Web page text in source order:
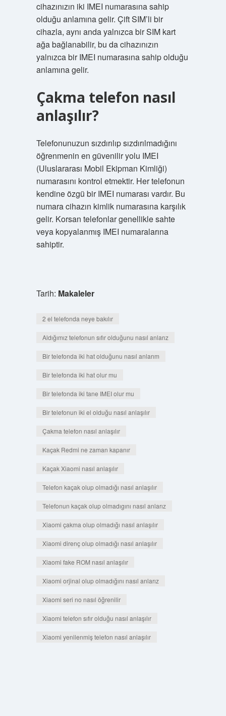
cihazınızın iki IMEI numarasına sahip
olduğu anlamına gelir. Çift SIM’li bir
cihazla, aynı anda yalnızca bir SIM kart
ağa bağlanabilir, bu da cihazınızın
yalnızca bir IMEI numarasına sahip olduğu
anlamına gelir.
Çakma telefon nasıl
anlaşılır?
Telefonunuzun sızdırılıp sızdırılmadığını
öğrenmenin en güvenilir yolu IMEI
(Uluslararası Mobil Ekipman Kimliği)
numarasını kontrol etmektir. Her telefonun
kendine özgü bir IMEI numarası vardır. Bu
numara cihazın kimlik numarasına karşılık
gelir. Korsan telefonlar genellikle sahte
veya kopyalanmış IMEI numaralarına
sahiptir.
Tarih: Makaleler
2 el telefonda neye bakılır
Aldığımız telefonun sıfır olduğunu nasıl anlarız
Bir telefonda iki hat olduğunu nasıl anlarım
Bir telefonda iki hat olur mu
Bir telefonda iki tane IMEI olur mu
Bir telefonun iki el olduğu nasıl anlaşılır
Çakma telefon nasıl anlaşılır
Kaçak Redmi ne zaman kapanır
Kaçak Xiaomi nasıl anlaşılır
Telefon kaçak olup olmadığı nasıl anlaşılır
Telefonun kaçak olup olmadıgını nasıl anlarız
Xiaomi çakma olup olmadığı nasıl anlaşılır
Xiaomi direnç olup olmadığı nasıl anlaşılır
Xiaomi fake ROM nasıl anlaşılır
Xiaomi orjinal olup olmadığını nasıl anlarız
Xiaomi seri no nasıl öğrenilir
Xiaomi telefon sıfır olduğu nasıl anlaşılır
Xiaomi yenilenmiş telefon nasıl anlaşılır